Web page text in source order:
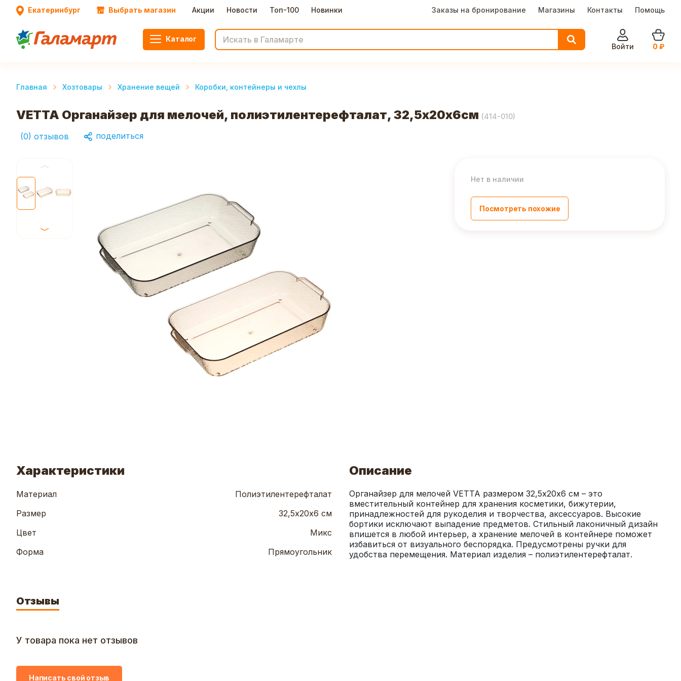
Екатеринбург Выбрать магазин Акции Новости Топ-100 Новинки Заказы на бронирование Магазины Контакты Помощь
Каталог
Войти
0 ₽
Главная Хозтовары Хранение вещей Коробки, контейнеры и чехлы
VETTA Органайзер для мелочей, полиэтилентерефталат, 32,5х20х6см (414-010)
(0) отзывов поделиться
Нет в наличии
Посмотреть похожие
Характеристики
Материал
Полиэтилентерефталат
Размер
32,5х20х6 см
Цвет
Микс
Форма
Прямоугольник
Описание
Органайзер для мелочей VETTA размером 32,5х20х6 см – это
вместительный контейнер для хранения косметики, бижутерии,
принадлежностей для рукоделия и творчества, аксессуаров. Высокие
бортики исключают выпадение предметов. Стильный лаконичный дизайн
впишется в любой интерьер, а хранение мелочей в контейнере поможет
избавиться от визуального беспорядка. Предусмотрены ручки для
удобства перемещения. Материал изделия – полиэтилентерефталат.
Отзывы
У товара пока нет отзывов
Написать свой отзыв